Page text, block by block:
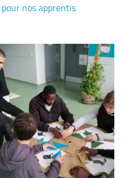
nos apprentis